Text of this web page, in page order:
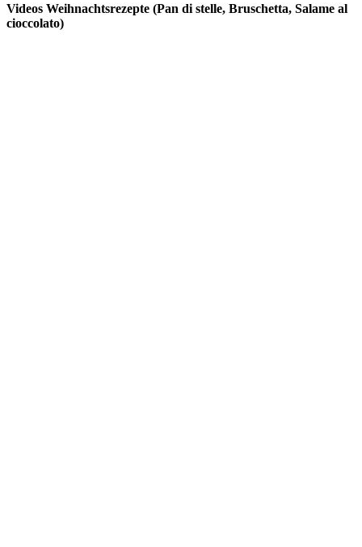
Videos Weihnachtsrezepte (Pan di stelle, Bruschetta, Salame al
cioccolato)